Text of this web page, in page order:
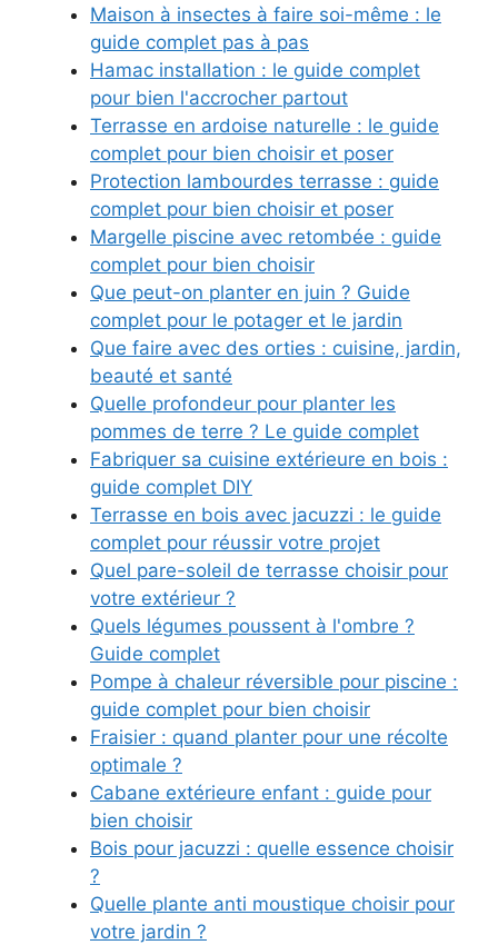
Maison à insectes à faire soi-même : le
guide complet pas à pas
Hamac installation : le guide complet
pour bien l'accrocher partout
Terrasse en ardoise naturelle : le guide
complet pour bien choisir et poser
Protection lambourdes terrasse : guide
complet pour bien choisir et poser
Margelle piscine avec retombée : guide
complet pour bien choisir
Que peut-on planter en juin ? Guide
complet pour le potager et le jardin
Que faire avec des orties : cuisine, jardin,
beauté et santé
Quelle profondeur pour planter les
pommes de terre ? Le guide complet
Fabriquer sa cuisine extérieure en bois :
guide complet DIY
Terrasse en bois avec jacuzzi : le guide
complet pour réussir votre projet
Quel pare-soleil de terrasse choisir pour
votre extérieur ?
Quels légumes poussent à l'ombre ?
Guide complet
Pompe à chaleur réversible pour piscine :
guide complet pour bien choisir
Fraisier : quand planter pour une récolte
optimale ?
Cabane extérieure enfant : guide pour
bien choisir
Bois pour jacuzzi : quelle essence choisir
?
Quelle plante anti moustique choisir pour
votre jardin ?